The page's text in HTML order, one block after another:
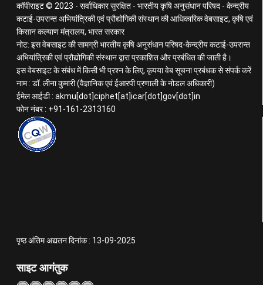
कॉपीराइट © 2023 - सर्वाधिकार सुरक्षित - भारतीय कृषि अनुसंधान परिषद - केन्द्रीय
कटाई-उपरान्त अभियांत्रिकी एवं प्रौद्योगिकी संस्थान की आधिकारिक वेबसाइट, कृषि एवं
किसान कल्याण मंत्रालय, भारत सरकार
नोट: इस वेबसाइट की सामग्री भारतीय कृषि अनुसंधान परिषद-केन्द्रीय कटाई-उपरान्त
अभियांत्रिकी एवं प्रौद्योगिकी संस्थान द्वारा प्रकाशित और प्रबंधित की जाती है।
इस वेबसाइट के संबंध में किसी भी प्रश्न के लिए, कृपया वेब सूचना प्रबंधक से संपर्क करें
नाम : डॉ. लीना कुमारी (वैज्ञानिक एवं ईआरपी प्रणाली के नोडल अधिकारी)
ईमेल आईडी : akmu[dot]ciphet[at]icar[dot]gov[dot]in
फोन नंबर : +91-161-2313160
पृष्ठ अंतिम अद्यतन दिनांक : 13-09-2025
साइट आगंतुक